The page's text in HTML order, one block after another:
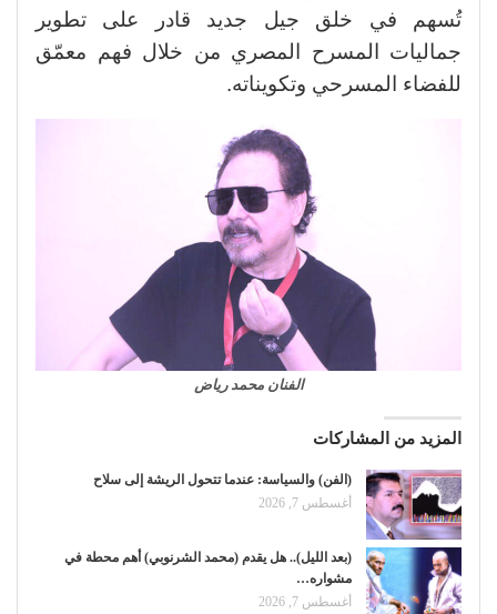
تُسهم في خلق جيل جديد قادر على تطوير
جماليات المسرح المصري من خلال فهم معمّق
للفضاء المسرحي وتكويناته.
الفنان محمد رياض
المزيد من المشاركات
(الفن) والسياسة: عندما تتحول الريشة إلى سلاح
أغسطس 7, 2026
(بعد الليل).. هل يقدم (محمد الشرنوبي) أهم محطة في
مشواره…
أغسطس 7, 2026